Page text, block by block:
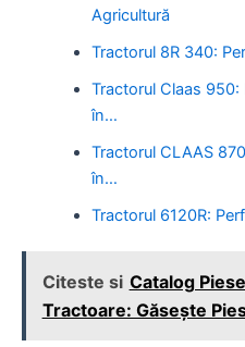
Agricultură
Tractorul 8R 340:
Tractorul Claas
în…
Tractorul CLAAS
în…
Tractorul 6120R:
Citeste si Catalog
Tractoare: Găsește